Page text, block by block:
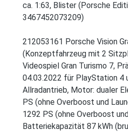
ca. 1:63, Blister (Porsche
3467452073209)
212053161 Porsche Vision
(Konzeptfahrzeug mit 2
Videospiel Gran Turismo 7,
04.03.2022 für PlayStation 4
Allradantrieb, Motor: dualer
PS (ohne Overboost und
1292 PS (ohne Overboost
Batteriekapazität 87 kWh